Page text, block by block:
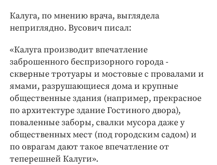
Калуга, по мнению врача, выглядела
неприглядно. Вусович писал:
«Калуга производит впечатление
заброшенного беспризорного города -
скверные тротуары и мостовые с провалами и
ямами, разрушающиеся дома и крупные
общественные здания (например, прекрасное
по архитектуре здание Гостиного двора),
поваленные заборы, свалки мусора даже у
общественных мест (под городским садом) и
по оврагам дают такое впечатление от
теперешней Калуги».